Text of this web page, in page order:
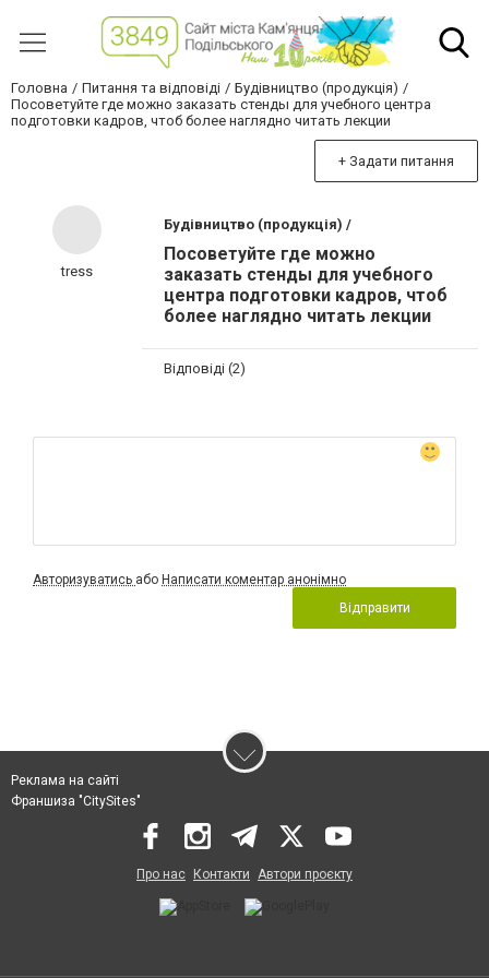
Головна Питання та відповіді
Будівництво (продукція)
Посоветуйте где можно заказать стенды для учебного центра
подготовки кадров, чтоб более наглядно читать лекции
+ Задати питання
tress
Будівництво (продукція) /
Посоветуйте где можно
заказать стенды для учебного
центра подготовки кадров, чтоб
более наглядно читать лекции
Відповіді (2)
Авторизуватись або Написати коментар анонімно
Відправити
Реклама на сайті
Франшиза "CitySites"
Про нас Контакти Автори проєкту